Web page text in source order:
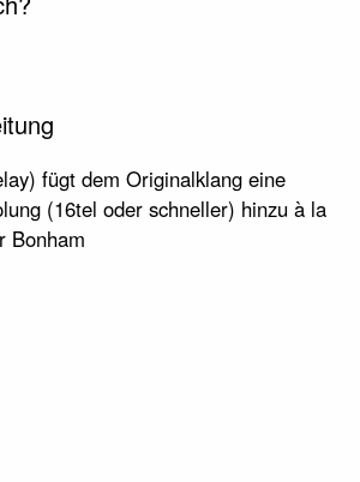
fügt dem Originalklang eine
(16tel oder schneller) hinzu à la
Bonham